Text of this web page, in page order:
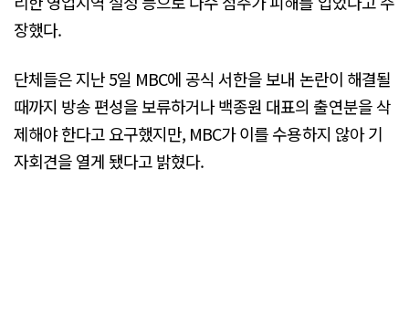
장했다.
단체들은 지난 5일 MBC에 공식 서한을 보내 논란이 해결될
때까지 방송 편성을 보류하거나 백종원 대표의 출연분을 삭
제해야 한다고 요구했지만, MBC가 이를 수용하지 않아 기
자회견을 열게 됐다고 밝혔다.